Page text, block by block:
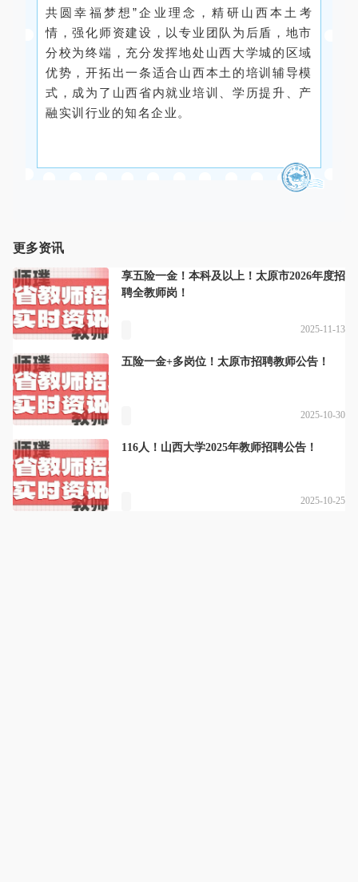
共圆幸福梦想”企业理念，精研山西本土考
情，强化师资建设，以专业团队为后盾，地市
分校为终端，充分发挥地处山西大学城的区域
优势，开拓出一条适合山西本土的培训辅导模
式，成为了山西省内就业培训、学历提升、产
融实训行业的知名企业。
更多资讯
享五险一金！本科及以上！太原市2026年度招
聘全教师岗！
2025-11-13
五险一金+多岗位！太原市招聘教师公告！
2025-10-30
116人！山西大学2025年教师招聘公告！
2025-10-25